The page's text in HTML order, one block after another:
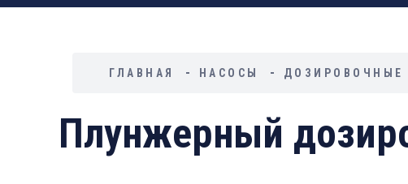
ГЛАВНАЯ НАСОСЫ ДОЗИРОВОЧНЫЕ
Плунжерный